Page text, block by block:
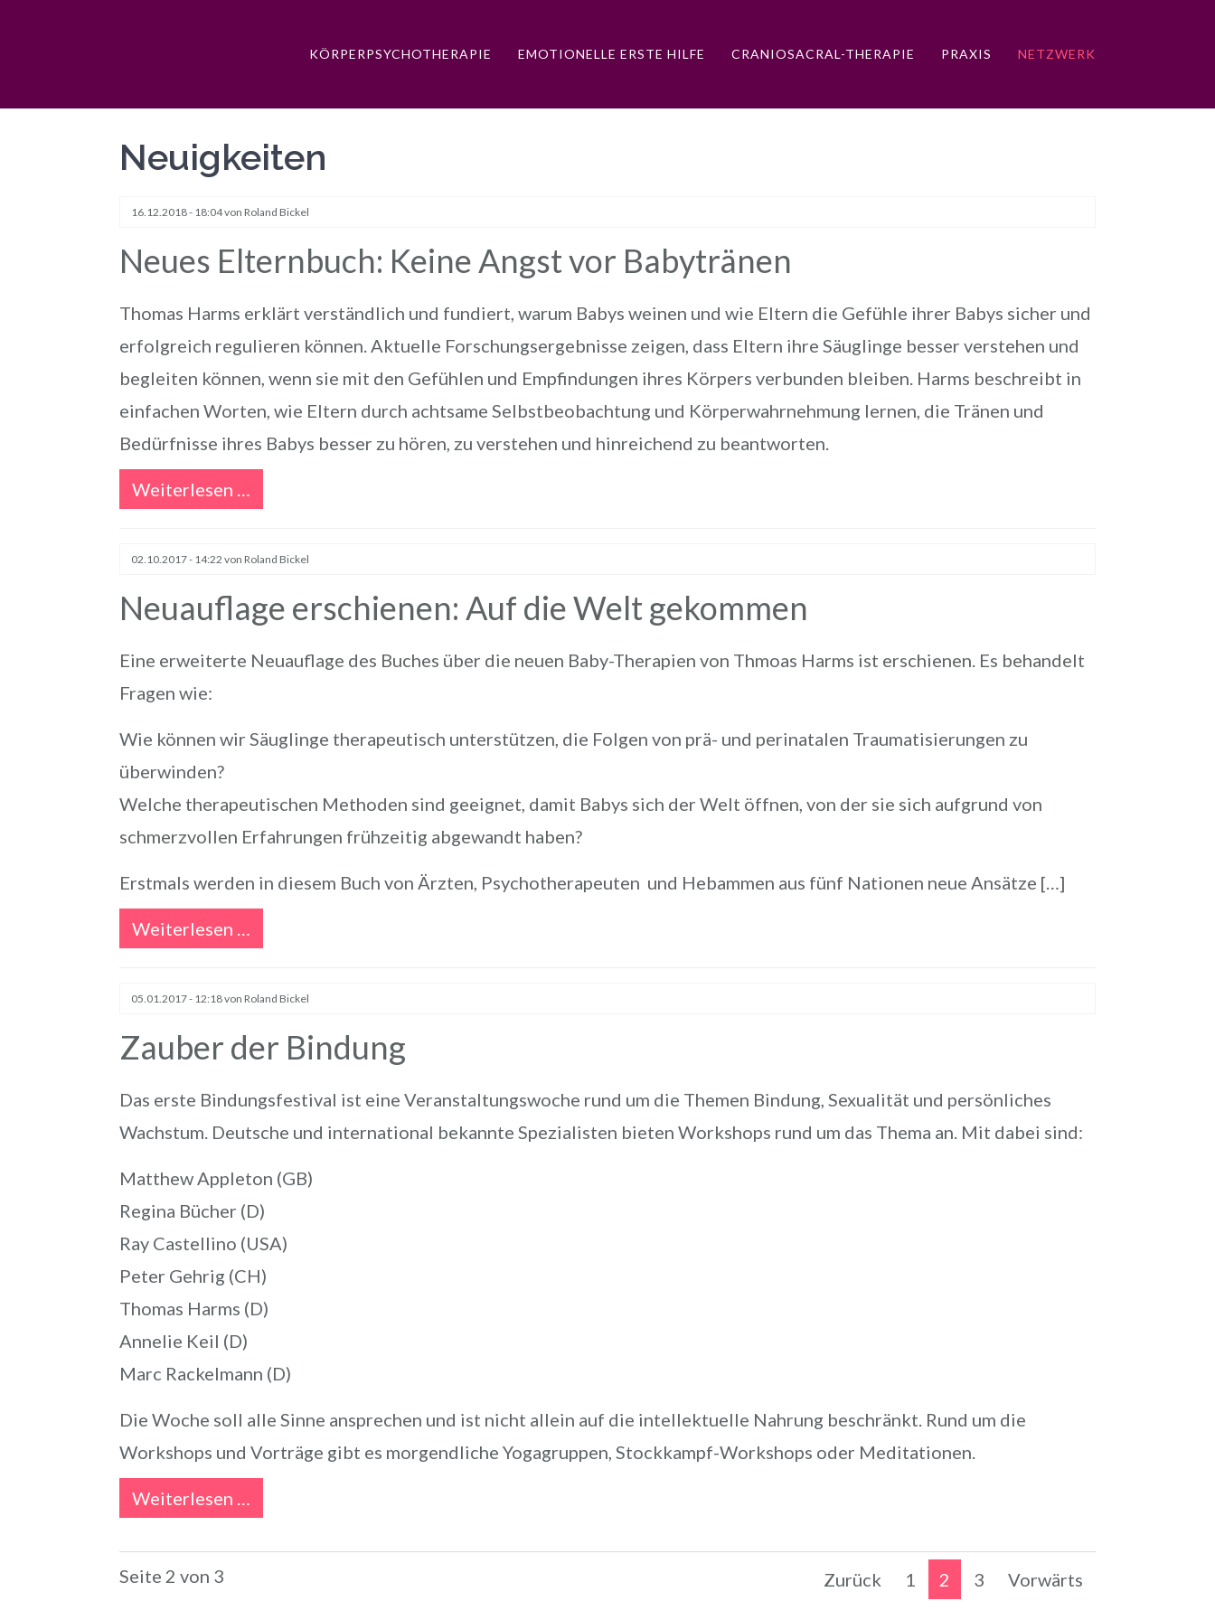
KÖRPERPSYCHOTHERAPIE EMOTIONELLE ERSTE HILFE CRANIOSACRAL-THERAPIE PRAXIS NETZWERK
Neuigkeiten
16.12.2018 - 18:04von Roland Bickel
Neues Elternbuch: Keine Angst vor Babytränen
Thomas Harms erklärt verständlich und fundiert, warum Babys weinen und wie Eltern die Gefühle ihrer Babys sicher und
erfolgreich regulieren können. Aktuelle Forschungsergebnisse zeigen, dass Eltern ihre Säuglinge besser verstehen und
begleiten können, wenn sie mit den Gefühlen und Empfindungen ihres Körpers verbunden bleiben. Harms beschreibt in
einfachen Worten, wie Eltern durch achtsame Selbstbeobachtung und Körperwahrnehmung lernen, die Tränen und
Bedürfnisse ihres Babys besser zu hören, zu verstehen und hinreichend zu beantworten.
Weiterlesen …
02.10.2017 - 14:22 von Roland Bickel
Neuauflage erschienen: Auf die Welt gekommen
Eine erweiterte Neuauflage des Buches über die neuen Baby-Therapien von Thmoas Harms ist erschienen. Es behandelt
Fragen wie:
Wie können wir Säuglinge therapeutisch unterstützen, die Folgen von prä- und perinatalen Traumatisierungen zu
überwinden?
Welche therapeutischen Methoden sind geeignet, damit Babys sich der Welt öffnen, von der sie sich aufgrund von
schmerzvollen Erfahrungen frühzeitig abgewandt haben?
Erstmals werden in diesem Buch von Ärzten, Psychotherapeuten und Hebammen aus fünf Nationen neue Ansätze […]
Weiterlesen …
05.01.2017 - 12:18von Roland Bickel
Zauber der Bindung
Das erste Bindungsfestival ist eine Veranstaltungswoche rund um die Themen Bindung, Sexualität und persönliches
Wachstum. Deutsche und international bekannte Spezialisten bieten Workshops rund um das Thema an. Mit dabei sind:
Matthew Appleton (GB)
Regina Bücher (D)
Ray Castellino (USA)
Peter Gehrig (CH)
Thomas Harms (D)
Annelie Keil (D)
Marc Rackelmann (D)
Die Woche soll alle Sinne ansprechen und ist nicht allein auf die intellektuelle Nahrung beschränkt. Rund um die
Workshops und Vorträge gibt es morgendliche Yogagruppen, Stockkampf-Workshops oder Meditationen.
Weiterlesen …
Seite 2 von 3 Zurück 1 2 3 Vorwärts